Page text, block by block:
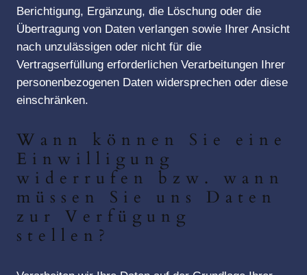
Berichtigung, Ergänzung, die Löschung oder die
Übertragung von Daten verlangen sowie Ihrer Ansicht
nach unzulässigen oder nicht für die
Vertragserfüllung erforderlichen Verarbeitungen Ihrer
personenbezogenen Daten widersprechen oder diese
einschränken.
Wann können Sie eine
Einwilligung
widerrufen bzw. wann
müssen Sie uns Daten
zur Verfügung
stellen?